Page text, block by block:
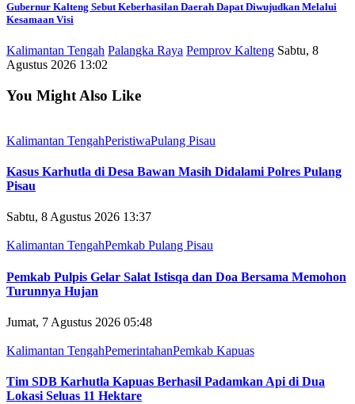
Gubernur Kalteng Sebut Keberhasilan Daerah Dapat Diwujudkan Melalui
Kesamaan Visi
Kalimantan Tengah Palangka Raya Pemprov Kalteng Sabtu, 8
Agustus 2026 13:02
You Might Also Like
Kalimantan TengahPeristiwaPulang Pisau
Kasus Karhutla di Desa Bawan Masih Didalami Polres Pulang
Pisau
Sabtu, 8 Agustus 2026 13:37
Kalimantan TengahPemkab Pulang Pisau
Pemkab Pulpis Gelar Salat Istisqa dan Doa Bersama Memohon
Turunnya Hujan
Jumat, 7 Agustus 2026 05:48
Kalimantan TengahPemerintahanPemkab Kapuas
Tim SDB Karhutla Kapuas Berhasil Padamkan Api di Dua
Lokasi Seluas 11 Hektare